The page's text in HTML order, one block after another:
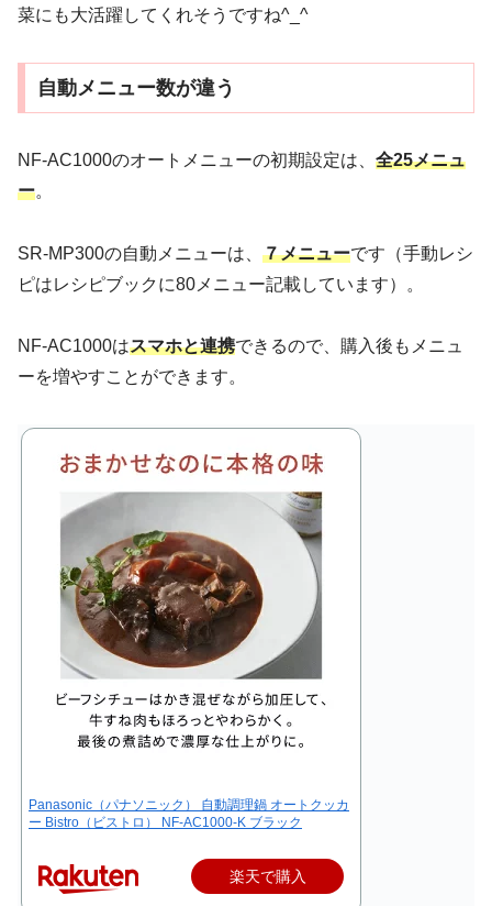
菜にも大活躍してくれそうですね^_^
自動メニュー数が違う
NF-AC1000のオートメニューの初期設定は、 全25メニュ
ー。
SR-MP300の自動メニューは、 ７メニューです（手動レシ
ピはレシピブックに80メニュー記載しています）。
NF-AC1000はスマホと連携できるので、購入後もメニュ
ーを増やすことができます。
Panasonic（パナソニック） 自動調理鍋 オートクッカ
ー Bistro（ビストロ） NF-AC1000-K ブラック
楽天で購入